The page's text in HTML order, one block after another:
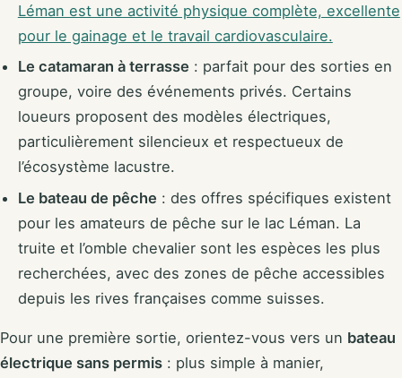
Léman est une activité physique complète, excellente
pour le gainage et le travail cardiovasculaire.
Le catamaran à terrasse : parfait pour des sorties en
groupe, voire des événements privés. Certains
loueurs proposent des modèles électriques,
particulièrement silencieux et respectueux de
l’écosystème lacustre.
Le bateau de pêche : des offres spécifiques existent
pour les amateurs de pêche sur le lac Léman. La
truite et l’omble chevalier sont les espèces les plus
recherchées, avec des zones de pêche accessibles
depuis les rives françaises comme suisses.
Pour une première sortie, orientez-vous vers un bateau
électrique sans permis : plus simple à manier,